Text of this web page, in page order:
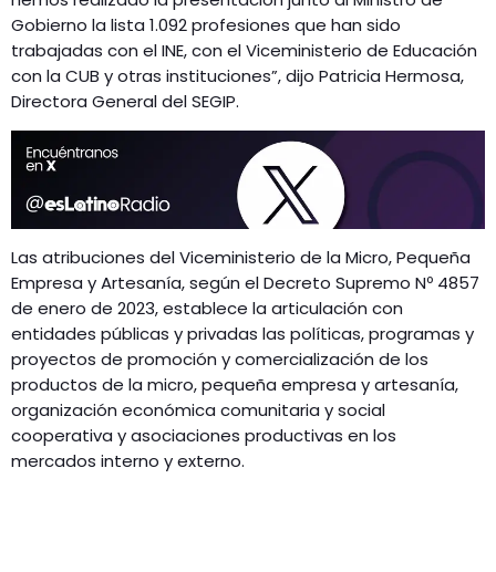
Gobierno la lista 1.092 profesiones que han sido
trabajadas con el INE, con el Viceministerio de Educación
con la CUB y otras instituciones”, dijo Patricia Hermosa,
Directora General del SEGIP.
Las atribuciones del Viceministerio de la Micro, Pequeña
Empresa y Artesanía, según el Decreto Supremo Nº 4857
de enero de 2023, establece la articulación con
entidades públicas y privadas las políticas, programas y
proyectos de promoción y comercialización de los
productos de la micro, pequeña empresa y artesanía,
organización económica comunitaria y social
cooperativa y asociaciones productivas en los
mercados interno y externo.